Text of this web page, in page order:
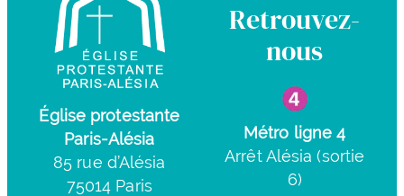
Église protestante
Paris-Alésia
85 rue d’Alésia
75014 Paris
Retrouvez-
nous
Métro ligne 4
Arrêt Alésia (sortie
6)